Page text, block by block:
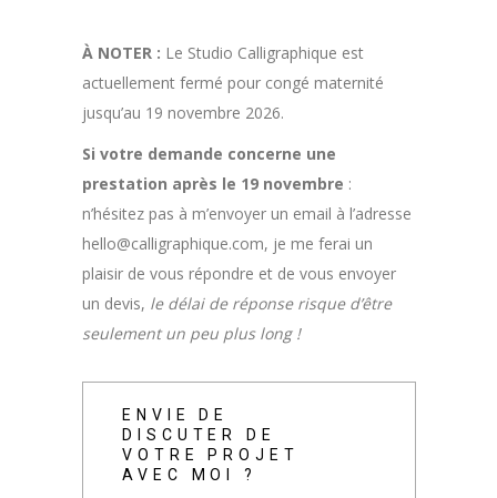
À NOTER : Le Studio Calligraphique est
actuellement fermé pour congé maternité
jusqu’au 19 novembre 2026.
Si votre demande concerne une
prestation après le 19 novembre :
n’hésitez pas à m’envoyer un email à l’adresse
hello@calligraphique.com, je me ferai un
plaisir de vous répondre et de vous envoyer
un devis, le délai de réponse risque d’être
seulement un peu plus long !
ENVIE DE
DISCUTER DE
VOTRE PROJET
AVEC MOI ?